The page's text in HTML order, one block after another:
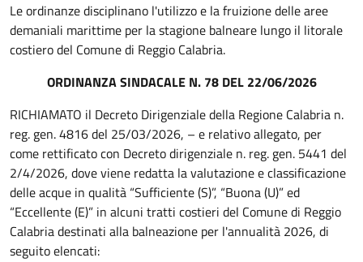
Le ordinanze disciplinano l'utilizzo e la fruizione delle aree
demaniali marittime per la stagione balneare lungo il litorale
costiero del Comune di Reggio Calabria.
ORDINANZA SINDACALE N. 78 DEL 22/06/2026
RICHIAMATO il Decreto Dirigenziale della Regione Calabria n.
reg. gen. 4816 del 25/03/2026, – e relativo allegato, per
come rettificato con Decreto dirigenziale n. reg. gen. 5441 del
2/4/2026, dove viene redatta la valutazione e classificazione
delle acque in qualità “Sufficiente (S)”, “Buona (U)” ed
“Eccellente (E)” in alcuni tratti costieri del Comune di Reggio
Calabria destinati alla balneazione per l'annualità 2026, di
seguito elencati: